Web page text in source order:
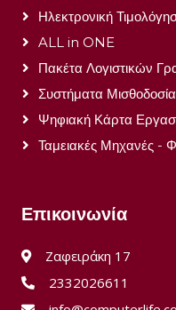
Ηλεκτρονική
ALL in ONE
Πακέτα Λογιστικών
Συστήματα
Ψηφιακή Κάρτα
Ταμειακές Μηχανές -
Επικοινωνία
Ζαφειράκη 17
2332026611